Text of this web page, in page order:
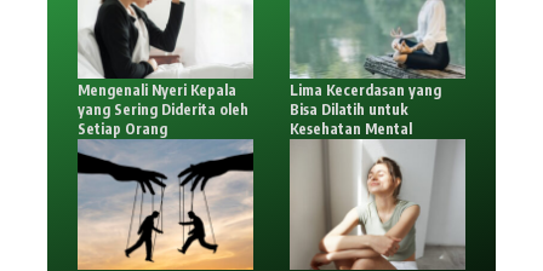
Mengenali Nyeri Kepala
yang Sering Diderita oleh
Setiap Orang
Lima Kecerdasan yang
Bisa Dilatih untuk
Kesehatan Mental